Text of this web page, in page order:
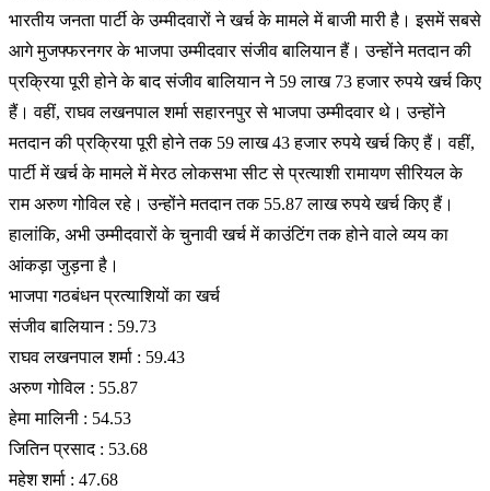
भारतीय जनता पार्टी के उम्मीदवारों ने खर्च के मामले में बाजी मारी है। इसमें सबसे
आगे मुजफ्फरनगर के भाजपा उम्मीदवार संजीव बालियान हैं। उन्होंने मतदान की
प्रक्रिया पूरी होने के बाद संजीव बालियान ने 59 लाख 73 हजार रुपये खर्च किए
हैं। वहीं, राघव लखनपाल शर्मा सहारनपुर से भाजपा उम्मीदवार थे। उन्होंने
मतदान की प्रक्रिया पूरी होने तक 59 लाख 43 हजार रुपये खर्च किए हैं। वहीं,
पार्टी में खर्च के मामले में मेरठ लोकसभा सीट से प्रत्याशी रामायण सीरियल के
राम अरुण गोविल रहे। उन्होंने मतदान तक 55.87 लाख रुपये खर्च किए हैं।
हालांकि, अभी उम्मीदवारों के चुनावी खर्च में काउंटिंग तक होने वाले व्यय का
आंकड़ा जुड़ना है।
भाजपा गठबंधन प्रत्याशियों का खर्च
संजीव बालियान : 59.73
राघव लखनपाल शर्मा : 59.43
अरुण गोविल : 55.87
हेमा मालिनी : 54.53
जितिन प्रसाद : 53.68
महेश शर्मा : 47.68